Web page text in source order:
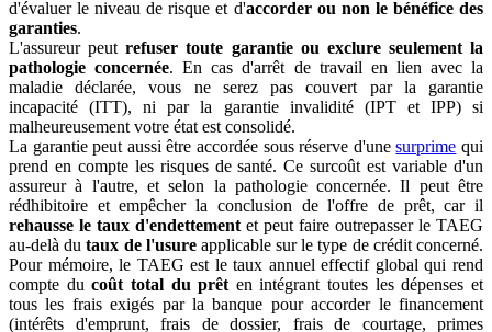
d'évaluer le niveau de risque et d'accorder ou non le bénéfice des
garanties.
L'assureur peutrefuser toute garantie ou exclure seulement la
pathologie concernée. En cas d'arrêt de travail en lien avec la
maladie déclarée, vous ne serez pas couvert par la garantie
incapacité (ITT), ni par la garantie invalidité (IPT et IPP) si
malheureusement votre état est consolidé.
La garantie peut aussi être accordée sous réserve d'unesurprime qui
prend en compte les risques de santé. Ce surcoût est variable d'un
assureur à l'autre, et selon la pathologie concernée. Il peut être
rédhibitoire et empêcher la conclusion de l'offre de prêt, car il
rehausse le taux d'endettement et peut faire outrepasser le TAEG
au-delà dutaux de l'usure applicable sur le type de crédit concerné.
Pour mémoire, le TAEG est le taux annuel effectif global qui rend
compte ducoût total du prêt en intégrant toutes les dépenses et
tous les frais exigés par la banque pour accorder le financement
(intérêts d'emprunt, frais de dossier, frais de courtage, primes